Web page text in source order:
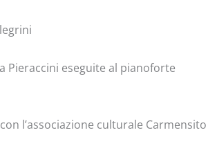
Pieraccini eseguite al pianoforte
l’associazione culturale Carmensito